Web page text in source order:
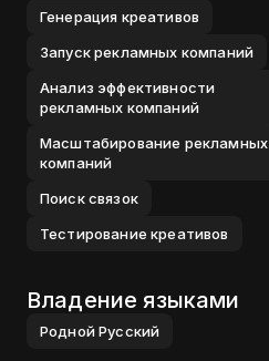
Генерация креативов
Запуск рекламных компаний
Анализ эффективности
рекламных компаний
Масштабирование рекламных
компаний
Поиск связок
Тестирование креативов
Владение языками
РоднойРусский